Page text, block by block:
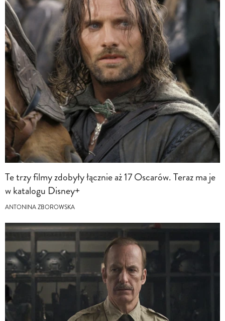
Te trzy filmy zdobyły łącznie aż 17 Oscarów. Teraz ma je
w katalogu Disney+
ANTONINA ZBOROWSKA